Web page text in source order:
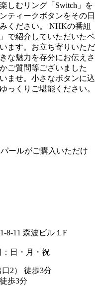
しむリング「Switch」を
ティークボタンをその日
ください。 NHKの番組
で紹介していただいたベ
ます。お立ち寄りいただ
な魅力を存分にお伝えさ
ご質問等ございました
ませ。小さなボタンに込
っくりご堪能ください。
ールがご購入いただけ
8-11 森波ビル１F
日・月・祝
2） 徒歩3分
歩3分